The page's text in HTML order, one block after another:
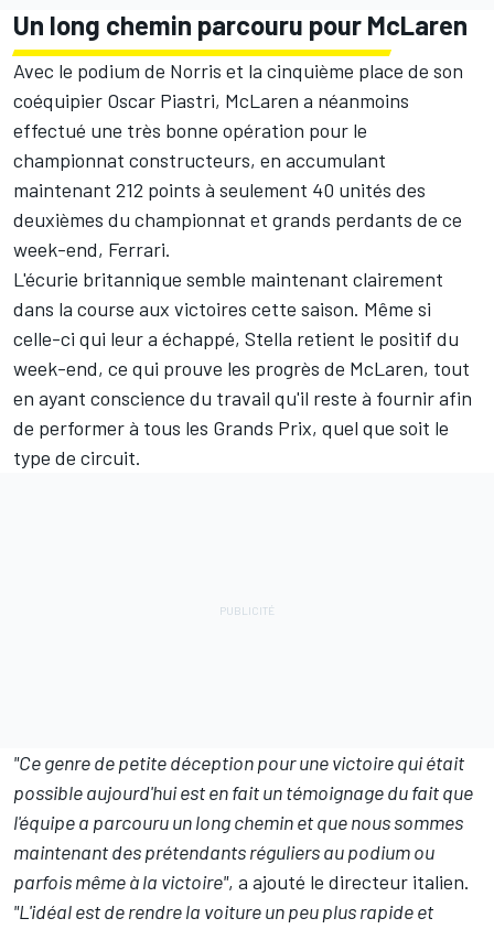
Un long chemin parcouru pour McLaren
Avec le podium de Norris et la cinquième place de son
coéquipier Oscar Piastri, McLaren a néanmoins
effectué une très bonne opération pour le
championnat constructeurs, en accumulant
maintenant 212 points à seulement 40 unités des
deuxièmes du championnat et grands perdants de ce
week-end, Ferrari.
L'écurie britannique semble maintenant clairement
dans la course aux victoires cette saison. Même si
celle-ci qui leur a échappé, Stella retient le positif du
week-end, ce qui prouve les progrès de McLaren, tout
en ayant conscience du travail qu'il reste à fournir afin
de performer à tous les Grands Prix, quel que soit le
type de circuit.
"Ce genre de petite déception pour une victoire qui était
possible aujourd'hui est en fait un témoignage du fait que
l'équipe a parcouru un long chemin et que nous sommes
maintenant des prétendants réguliers au podium ou
parfois même à la victoire", a ajouté le directeur italien.
"L'idéal est de rendre la voiture un peu plus rapide et